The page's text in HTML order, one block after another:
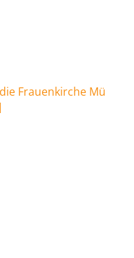
Frauenkirche Mü